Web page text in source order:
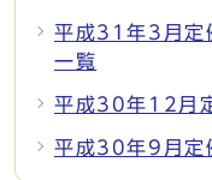
平成31年3月定
一覧
平成30年12月
平成30年9月定